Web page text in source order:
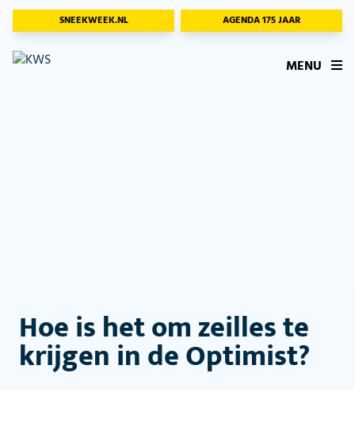
SNEEKWEEK.NL AGENDA 175 JAAR
MENU
Hoe is het om zeilles te
krijgen in de Optimist?